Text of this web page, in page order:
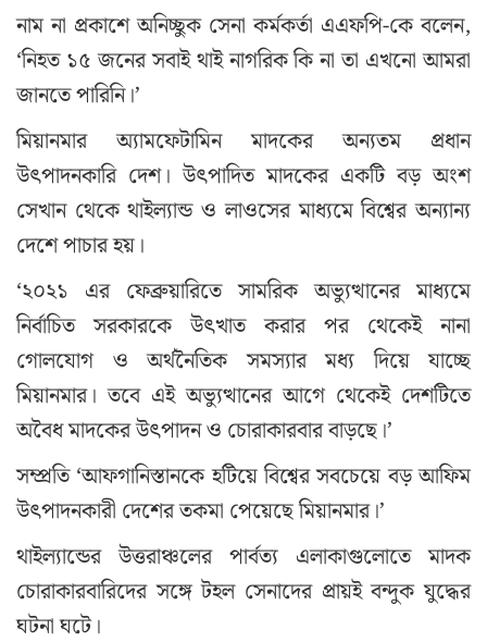
নাম না প্রকাশে অনিচ্ছুক সেনা কর্মকর্তা এএফপি-কে বলেন,
‘নিহত ১৫ জনের সবাই থাই নাগরিক কি না তা এখনো আমরা
জানতে পারিনি।’
মিয়ানমার অ্যামফেটামিন মাদকের অন্যতম প্রধান
উৎপাদনকারি দেশ। উৎপাদিত মাদকের একটি বড় অংশ
সেখান থেকে থাইল্যান্ড ও লাওসের মাধ্যমে বিশ্বের অন্যান্য
দেশে পাচার হয়।
‘২০২১ এর ফেব্রুয়ারিতে সামরিক অভ্যুত্থানের মাধ্যমে
নির্বাচিত সরকারকে উৎখাত করার পর থেকেই নানা
গোলযোগ ও অর্থনৈতিক সমস্যার মধ্য দিয়ে যাচ্ছে
মিয়ানমার। তবে এই অভ্যুত্থানের আগে থেকেই দেশটিতে
অবৈধ মাদকের উৎপাদন ও চোরাকারবার বাড়ছে।’
সম্প্রতি ‘আফগানিস্তানকে হটিয়ে বিশ্বের সবচেয়ে বড় আফিম
উৎপাদনকারী দেশের তকমা পেয়েছে মিয়ানমার।’
থাইল্যান্ডের উত্তরাঞ্চলের পার্বত্য এলাকাগুলোতে মাদক
চোরাকারবারিদের সঙ্গে টহল সেনাদের প্রায়ই বন্দুক যুদ্ধের
ঘটনা ঘটে।